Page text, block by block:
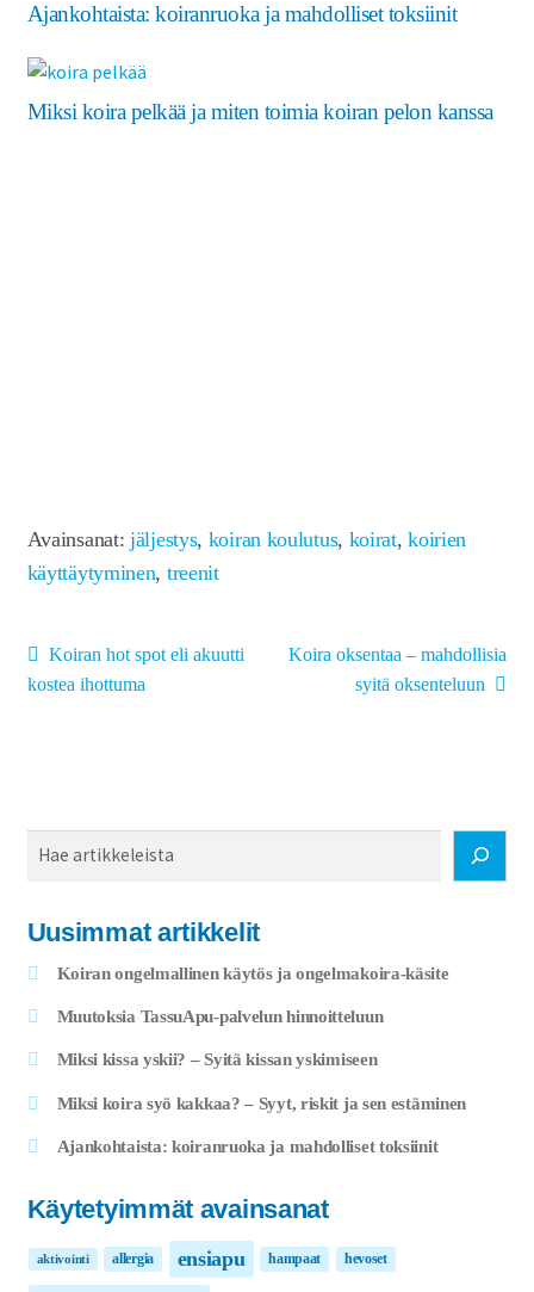
Ajankohtaista: koiranruoka ja mahdolliset toksiinit
Miksi koira pelkää ja miten toimia koiran pelon kanssa
Avainsanat:jäljestys, koiran koulutus, koirat,koirien
käyttäytyminen, treenit
Artikkelien
selaus
Edellinen
artikkeli
Koiran hot spot eli akuutti
kostea ihottuma
Seuraava
Koira oksentaa – mahdollisia
syitä oksenteluun
Haku
Uusimmat artikkelit
Koiran ongelmallinen käytös ja ongelmakoira-käsite
Muutoksia TassuApu-palvelun hinnoitteluun
Miksi kissa yskii? – Syitä kissan yskimiseen
Miksi koira syö kakkaa? – Syyt, riskit ja sen estäminen
Ajankohtaista: koiranruoka ja mahdolliset toksiinit
Käytetyimmät avainsanat
aktivointi allergia ensiapu hampaat hevoset